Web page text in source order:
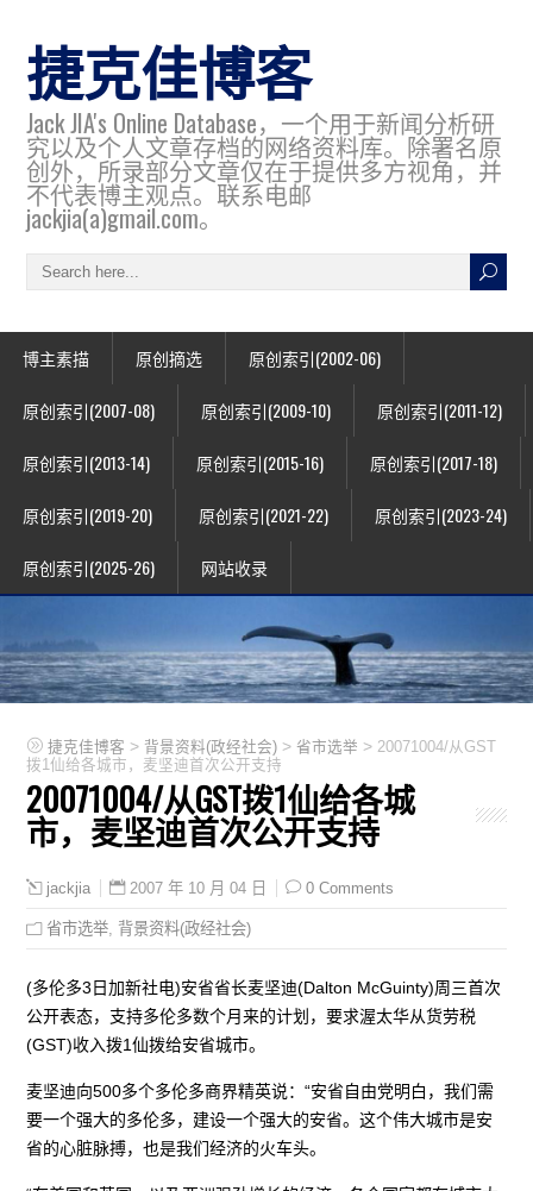
捷克佳博客
Jack JIA's Online Database，一个用于新闻分析研
究以及个人文章存档的网络资料库。除署名原
创外，所录部分文章仅在于提供多方视角，并
不代表博主观点。联系电邮
jackjia(a)gmail.com。
博主素描 原创摘选 原创索引(2002-06)
原创索引(2007-08) 原创索引(2009-10) 原创索引(2011-12)
原创索引(2013-14) 原创索引(2015-16) 原创索引(2017-18)
原创索引(2019-20) 原创索引(2021-22) 原创索引(2023-24)
原创索引(2025-26) 网站收录
捷克佳博客 > 背景资料(政经社会) >省市选举 > 20071004/从GST
拨1仙给各城市，麦坚迪首次公开支持
20071004/从GST拨1仙给各城
市，麦坚迪首次公开支持
jackjia 2007 年 10 月 04 日 0 Comments
省市选举 背景资料(政经社会)
(多伦多3日加新社电)安省省长麦坚迪(Dalton McGuinty)周三首次
公开表态，支持多伦多数个月来的计划，要求渥太华从货劳税
(GST)收入拨1仙拨给安省城市。
麦坚迪向500多个多伦多商界精英说：“安省自由党明白，我们需
要一个强大的多伦多，建设一个强大的安省。这个伟大城市是安
省的心脏脉搏，也是我们经济的火车头。